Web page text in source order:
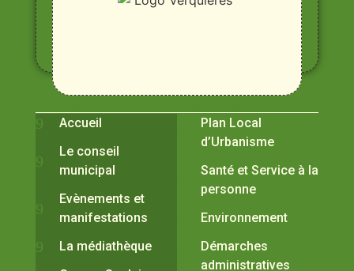
Rhône,
Alpilles
et
Durance
Accueil
Le conseil
municipal
Evènements et
manifestations
La médiathèque
Plan Local
d’Urbanisme
Santé et Service à la
personne
Environnement
Démarches
administratives